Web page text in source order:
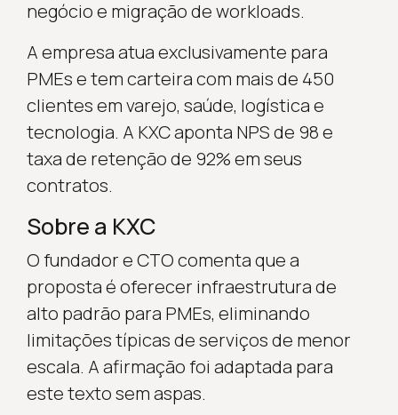
negócio e migração de workloads.
A empresa atua exclusivamente para
PMEs e tem carteira com mais de 450
clientes em varejo, saúde, logística e
tecnologia. A KXC aponta NPS de 98 e
taxa de retenção de 92% em seus
contratos.
Sobre a KXC
O fundador e CTO comenta que a
proposta é oferecer infraestrutura de
alto padrão para PMEs, eliminando
limitações típicas de serviços de menor
escala. A afirmação foi adaptada para
este texto sem aspas.